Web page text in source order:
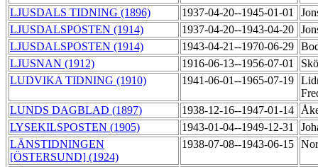
LJUSDALS TIDNING (1896) 1937-04-20--1945-01-01
LJUSDALSPOSTEN (1914)
1937-04-20--1943-04-20
LJUSDALSPOSTEN (1914)
1943-04-21--1970-06-29
LJUSNAN (1912)
1916-06-13--1956-07-01
LUDVIKA TIDNING (1910)
1941-06-01--1965-07-19
LUNDS DAGBLAD (1897)
1938-12-16--1947-01-14
LYSEKILSPOSTEN (1905)
1943-01-04--1949-12-31
LÄNSTIDNINGEN
[ÖSTERSUND] (1924)
1938-07-08--1943-06-15